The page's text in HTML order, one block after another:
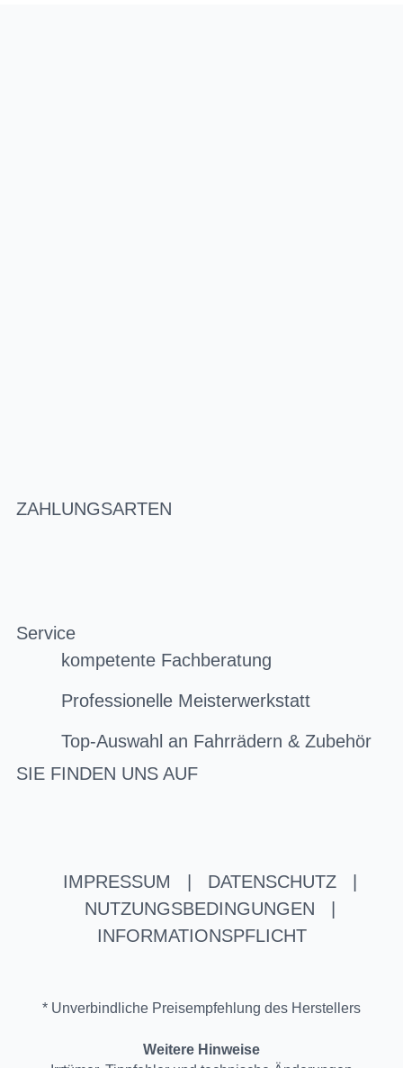
ZAHLUNGSARTEN
Service
kompetente Fachberatung
Professionelle Meisterwerkstatt
Top-Auswahl an Fahrrädern & Zubehör
SIE FINDEN UNS AUF
IMPRESSUM DATENSCHUTZ
NUTZUNGSBEDINGUNGEN
INFORMATIONSPFLICHT
* Unverbindliche Preisempfehlung des Herstellers
Weitere Hinweise